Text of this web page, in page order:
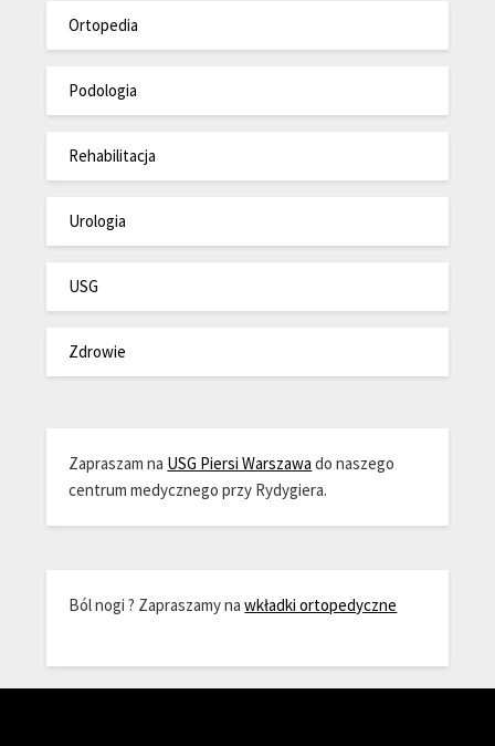
Ortopedia
Podologia
Rehabilitacja
Urologia
USG
Zdrowie
Zapraszam na USG Piersi Warszawa do naszego
centrum medycznego przy Rydygiera.
Ból nogi ? Zapraszamy nawkładki ortopedyczne